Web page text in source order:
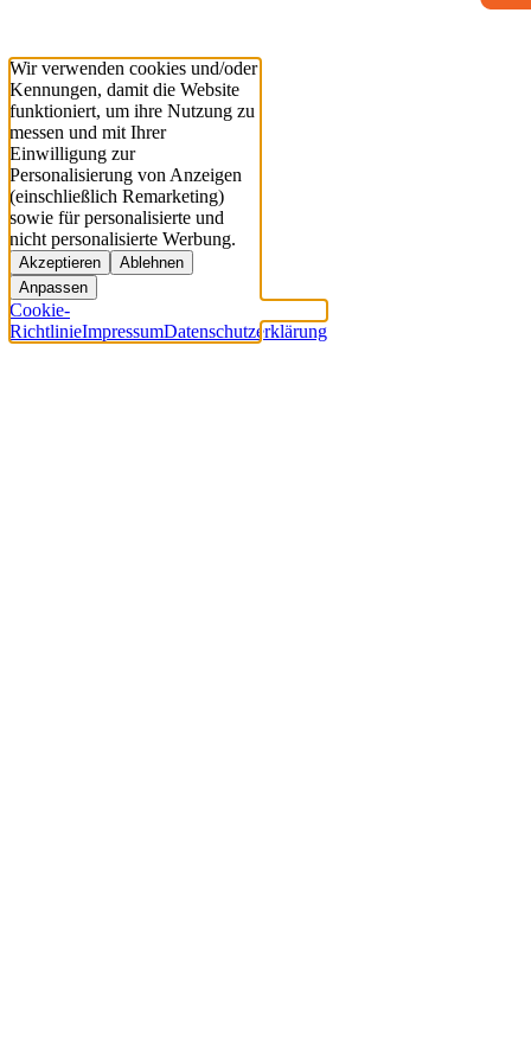
Wir verwenden cookies und/oder
Kennungen, damit die Website
funktioniert, um ihre Nutzung zu
messen und mit Ihrer
Einwilligung zur
Personalisierung von Anzeigen
(einschließlich Remarketing)
sowie für personalisierte und
nicht personalisierte Werbung.
Akzeptieren
Ablehnen
Anpassen
Cookie-
RichtlinieImpressumDatenschutzerklärung